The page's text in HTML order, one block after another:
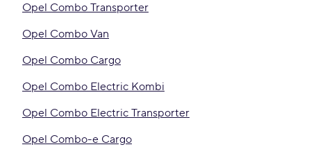
Opel Combo Transporter
Opel Combo Van
Opel Combo Cargo
Opel Combo Electric Kombi
Opel Combo Electric Transporter
Opel Combo-e Cargo